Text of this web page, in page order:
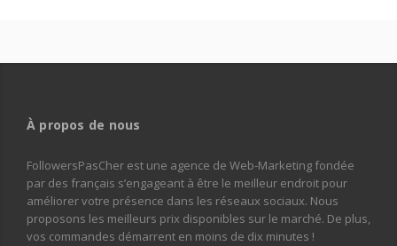
À propos de nous
FollowersPasCher est une agence de Web-Marketing fondée
par des français s’engageant à être le meilleur endroit pour
améliorer votre présence dans les réseaux sociaux. Nous
proposons les meilleurs prix disponibles sur le marché. De plus,
vos commandes démarrent en moins de dix minutes !